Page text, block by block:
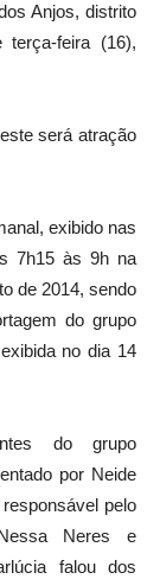
Anjos, distrito
feira (16),
será atração
exibido nas
7h15 às 9h na
de 2014, sendo
do grupo
no dia 14
do grupo
por Neide
pelo
Neres e
falou dos